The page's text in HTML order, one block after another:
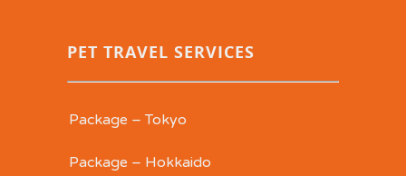
PET TRAVEL SERVICES
Package – Tokyo
Package – Hokkaido